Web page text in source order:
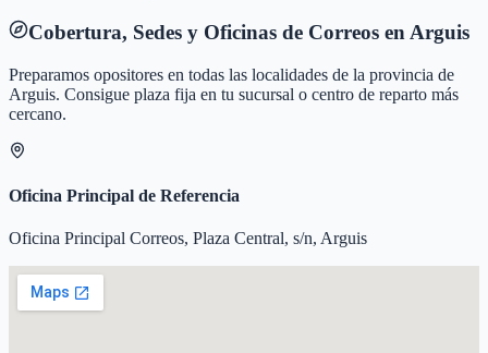
Cobertura, Sedes y Oficinas de Correos en Arguis
Preparamos opositores en todas las localidades de la provincia de
Arguis. Consigue plaza fija en tu sucursal o centro de reparto más
cercano.
Oficina Principal de Referencia
Oficina Principal Correos, Plaza Central, s/n, Arguis